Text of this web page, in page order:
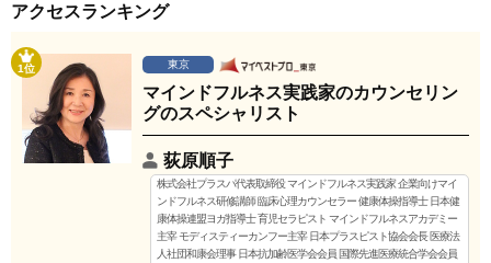
アクセスランキング
1位 東京
マインドフルネス実践家のカウンセリン
グのスペシャリスト
荻原順子
株式会社プラスパ代表取締役 マインドフルネス実践家 企業向けマイ
ンドフルネス研修講師 臨床心理カウンセラー 健康体操指導士 日本健
康体操連盟ヨガ指導士 育児セラピスト マインドフルネスアカデミー
主宰 モディスティーカンフー主宰 日本プラスピスト協会会長 医療法
人社団和康会理事 日本抗加齢医学会会員 国際先進医療統合学会会員